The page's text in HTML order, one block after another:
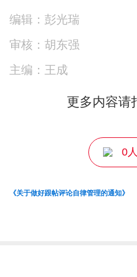
编辑：彭光瑞
审核：胡东强
主编：王成
更多内容请
0
《关于做好跟帖评论自律管理的通知》